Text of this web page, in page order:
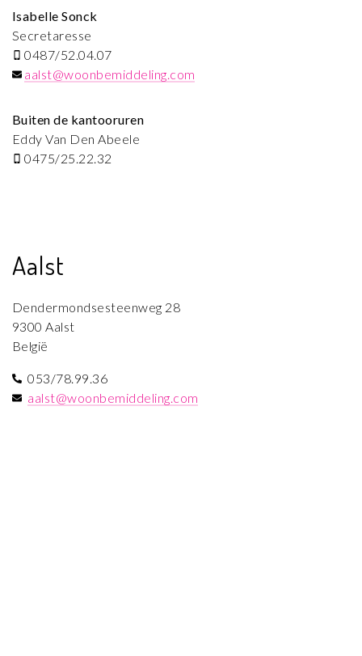
Isabelle Sonck
Secretaresse
0487/52.04.07
aalst@woonbemiddeling.com
Buiten de kantooruren
Eddy Van Den Abeele
0475/25.22.32
Aalst
Dendermondsesteenweg 28
9300 Aalst
België
053/78.99.36
aalst@woonbemiddeling.com